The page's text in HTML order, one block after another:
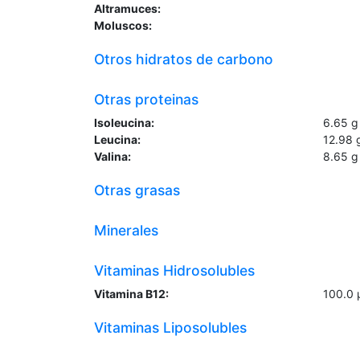
Altramuces:
Moluscos:
Otros hidratos de carbono
Otras proteinas
Isoleucina: 6.65 g
Leucina:
12.98
Valina:
8.65 g
Otras grasas
Minerales
Vitaminas Hidrosolubles
Vitamina B12: 100.0
Vitaminas Liposolubles